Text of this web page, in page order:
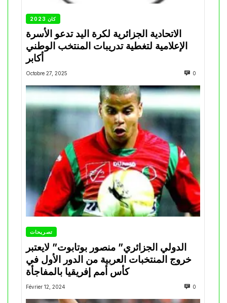
كان 2023
الاتحادية الجزائرية لكرة اليد تدعو الأسرة
الإعلامية لتغطية تدريبات المنتخب الوطني
أكابر
Octobre 27, 2025 0
تصريحات
الدولي الجزائري” منصور بوتابوت” لايعتبر
خروج المنتخبات العربية من الدور الأول في
كأس أمم إفريقيا بالمفاجأة
Février 12, 2024 0